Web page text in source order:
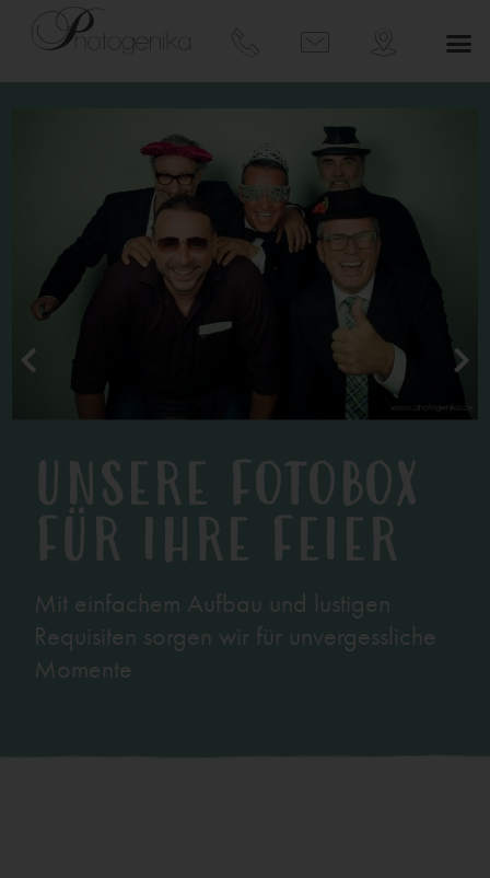
UNSERE FOTOBOX
FÜR IHRE FEIER
Mit einfachem Aufbau und lustigen
Requisiten sorgen wir für unvergessliche
Momente